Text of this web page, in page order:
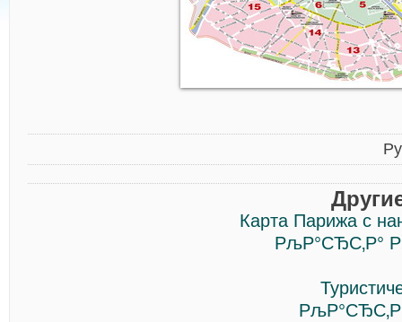
Карта Парижа с
РљР°СЂС‚Р°